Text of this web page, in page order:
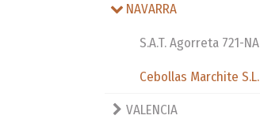
NAVARRA
S.A.T. Agorreta 721-NA
Cebollas Marchite S.L.
VALENCIA